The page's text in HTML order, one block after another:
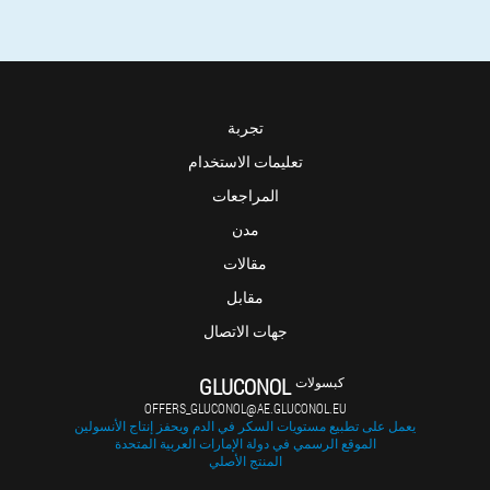
تجربة
تعليمات الاستخدام
المراجعات
مدن
مقالات
مقابل
جهات الاتصال
GLUCONOL كبسولات
OFFERS_GLUCONOL@AE.GLUCONOL.EU
يعمل على تطبيع مستويات السكر في الدم ويحفز إنتاج الأنسولين
الموقع الرسمي في دولة الإمارات العربية المتحدة
المنتج الأصلي